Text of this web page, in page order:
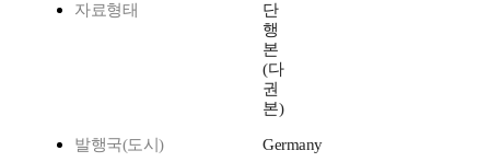
자료형태
단
행
본
(다
권
본)
발행국(도시) Germany